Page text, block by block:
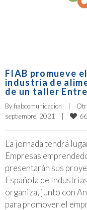
FIAB promueve
industria de
de un taller
By fiabcomunicacion
septiembre, 2021
66
La jornada tendrá
Empresas
presentarán sus
Española de
organiza, junto con
para promover el